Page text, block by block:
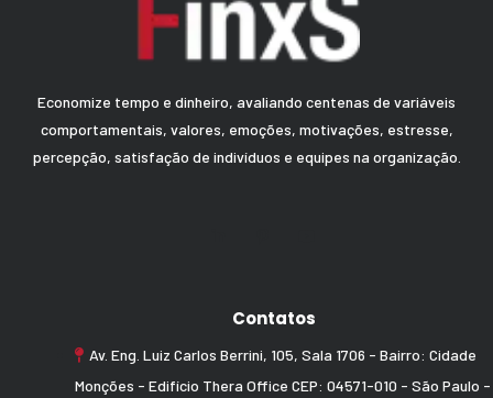
Economize tempo e dinheiro, avaliando centenas de variáveis
comportamentais, valores, emoções, motivações, estresse,
percepção, satisfação de indivíduos e equipes na organização.
Contatos
Av. Eng. Luiz Carlos Berrini, 105, Sala 1706 - Bairro: Cidade
Monções - Edifício Thera Office CEP: 04571-010 - São Paulo -